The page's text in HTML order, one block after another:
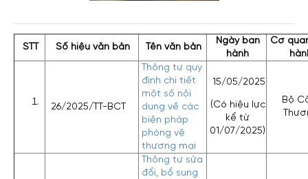
STT Số hiệu văn bản Tên văn bản
Ngày ban
hành
Cơ
26/2025/TT-BCT
Thông tư quy
định chi tiết
một số nội
dung về các
biện pháp
phòng vệ
thương mại
15/05/2025
(Có hiệu lực
kể từ
01/07/2025)
Bộ
Thông tư sửa
đổi, bổ sung